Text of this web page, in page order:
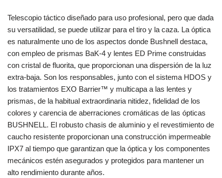
Telescopio táctico diseñado para uso profesional, pero que dada
su versatilidad, se puede utilizar para el tiro y la caza. La óptica
es naturalmente uno de los aspectos donde Bushnell destaca,
con empleo de prismas BaK-4 y lentes ED Prime construidas
con cristal de fluorita, que proporcionan una dispersión de la luz
extra-baja. Son los responsables, junto con el sistema HDOS y
los tratamientos EXO Barrier™ y multicapa a las lentes y
prismas, de la habitual extraordinaria nitidez, fidelidad de los
colores y carencia de aberraciones cromáticas de las ópticas
BUSHNELL. El robusto chasis de aluminio y el revestimiento de
caucho resistente proporcionan una construcción impermeable
IPX7 al tiempo que garantizan que la óptica y los componentes
mecánicos estén asegurados y protegidos para mantener un
alto rendimiento durante años.